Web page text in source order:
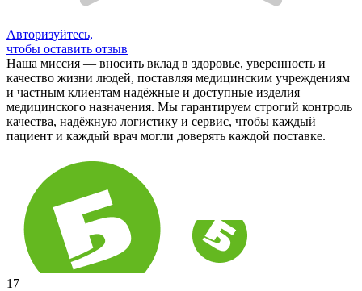
Авторизуйтесь,
чтобы оставить отзыв
Наша миссия — вносить вклад в здоровье, уверенность и
качество жизни людей, поставляя медицинским учреждениям
и частным клиентам надёжные и доступные изделия
медицинского назначения. Мы гарантируем строгий контроль
качества, надёжную логистику и сервис, чтобы каждый
пациент и каждый врач могли доверять каждой поставке.
17